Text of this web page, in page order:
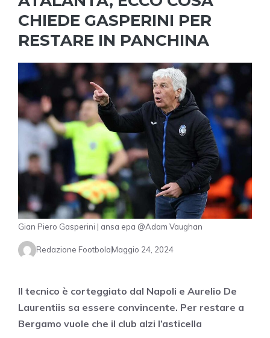
CHIEDE GASPERINI PER
RESTARE IN PANCHINA
Gian Piero Gasperini | ansa epa @Adam Vaughan
Redazione FootbolaMaggio 24, 2024
Il tecnico è corteggiato dal Napoli e Aurelio De
Laurentiis sa essere convincente. Per restare a
Bergamo vuole che il club alzi l’asticella